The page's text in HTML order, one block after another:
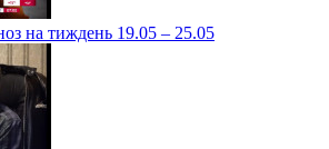
на тиждень 19.05 – 25.05